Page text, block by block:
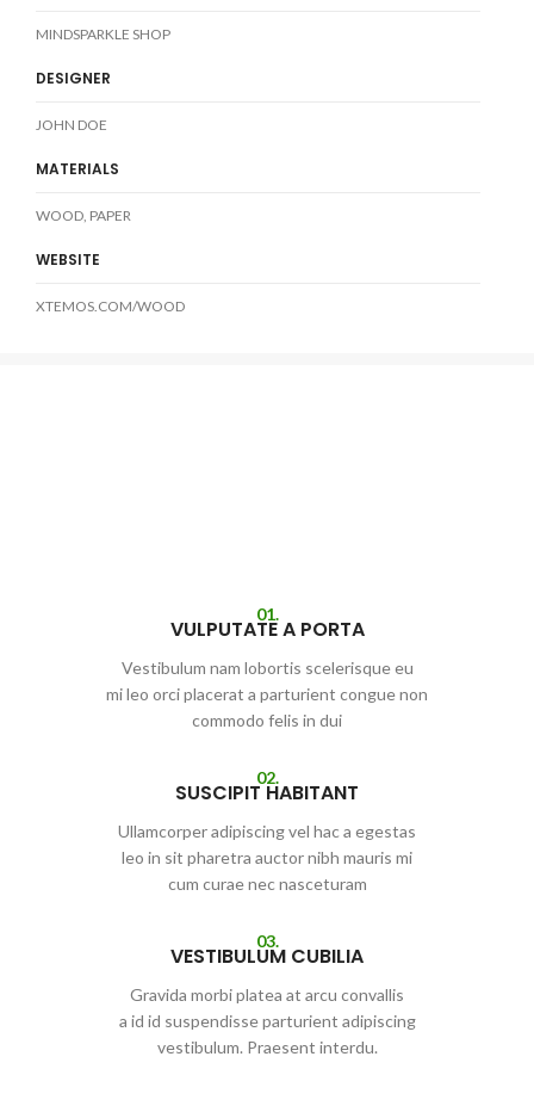
MINDSPARKLE SHOP
DESIGNER
JOHN DOE
MATERIALS
WOOD, PAPER
WEBSITE
XTEMOS.COM/WOOD
01.
VULPUTATE A PORTA
Vestibulum nam lobortis scelerisque eu
mi leo orci placerat a parturient congue non
commodo felis in dui
02.
SUSCIPIT HABITANT
Ullamcorper adipiscing vel hac a egestas
leo in sit pharetra auctor nibh mauris mi
cum curae nec nasceturam
03.
VESTIBULUM CUBILIA
Gravida morbi platea at arcu convallis
a id id suspendisse parturient adipiscing
vestibulum. Praesent interdu.